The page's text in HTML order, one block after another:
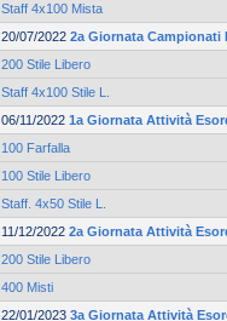
Staff 4x100 Mista
20/07/2022 2a Giornata
200 Stile Libero
Staff 4x100 Stile L.
06/11/2022 1a Giornata Attività
100 Farfalla
100 Stile Libero
Staff. 4x50 Stile L.
11/12/2022 2a Giornata Attività
200 Stile Libero
400 Misti
22/01/2023 3a Giornata Attività